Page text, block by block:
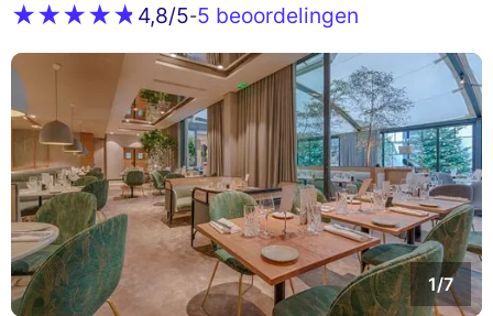
4,8/5-5 beoordelingen
1/7